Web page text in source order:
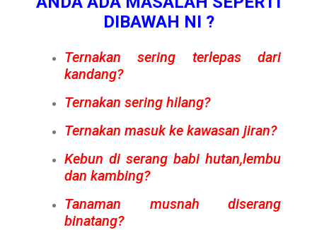
DIBAWAH NI ?
Ternakan sering terlepas dari
kandang?
Ternakan sering hilang?
Ternakan masuk ke kawasan jiran?
Kebun di serang babi hutan,lembu
dan kambing?
Tanaman musnah diserang
binatang?